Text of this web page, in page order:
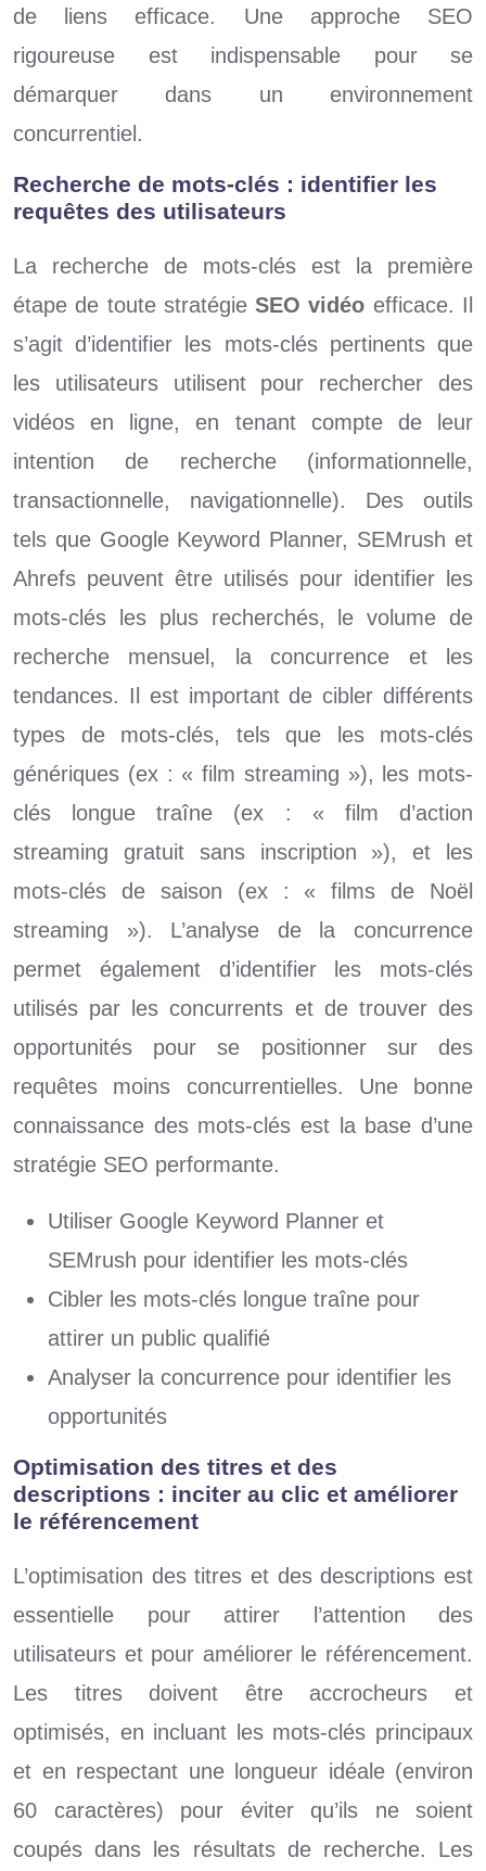
de liens efficace. Une approche SEO
rigoureuse est indispensable pour se
démarquer dans un environnement
concurrentiel.
Recherche de mots-clés : identifier les
requêtes des utilisateurs
La recherche de mots-clés est la première
étape de toute stratégieSEO vidéo efficace. Il
s’agit d’identifier les mots-clés pertinents que
les utilisateurs utilisent pour rechercher des
vidéos en ligne, en tenant compte de leur
intention de recherche (informationnelle,
transactionnelle, navigationnelle). Des outils
tels que Google Keyword Planner, SEMrush et
Ahrefs peuvent être utilisés pour identifier les
mots-clés les plus recherchés, le volume de
recherche mensuel, la concurrence et les
tendances. Il est important de cibler différents
types de mots-clés, tels que les mots-clés
génériques (ex : « film streaming »), les mots-
clés longue traîne (ex : « film d’action
streaming gratuit sans inscription »), et les
mots-clés de saison (ex : « films de Noël
streaming »). L’analyse de la concurrence
permet également d’identifier les mots-clés
utilisés par les concurrents et de trouver des
opportunités pour se positionner sur des
requêtes moins concurrentielles. Une bonne
connaissance des mots-clés est la base d’une
stratégie SEO performante.
Utiliser Google Keyword Planner et
SEMrush pour identifier les mots-clés
Cibler les mots-clés longue traîne pour
attirer un public qualifié
Analyser la concurrence pour identifier les
opportunités
Optimisation des titres et des
descriptions : inciter au clic et améliorer
le référencement
L’optimisation des titres et des descriptions est
essentielle pour attirer l’attention des
utilisateurs et pour améliorer le référencement.
Les titres doivent être accrocheurs et
optimisés, en incluant les mots-clés principaux
et en respectant une longueur idéale (environ
60 caractères) pour éviter qu’ils ne soient
coupés dans les résultats de recherche. Les